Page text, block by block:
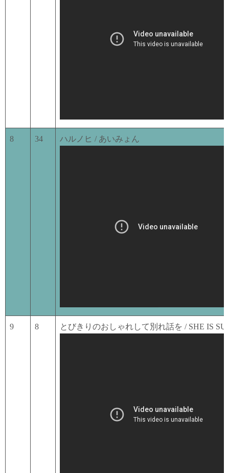
8 34 ハルノヒ / あいみょん
9 8 とびきりのおしゃれして別れ話を / SHE IS